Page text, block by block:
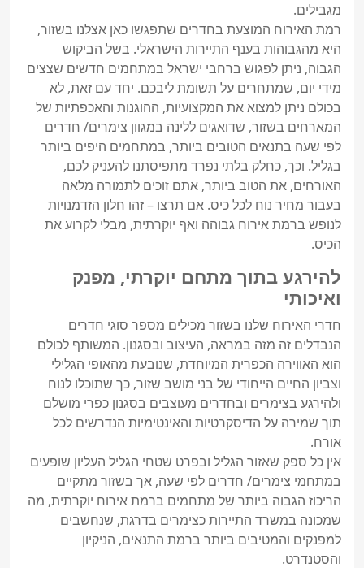
רמת האירוח המוצעת בחדרים שתפגשו כאן אצלנו בשזור,
היא מהגבוהות בענף התיירות הישראלי. בשל הביקוש
הגבוה, ניתן לפגוש ברחבי ישראל במתחמים חדשים שצצים
מידי יום, שמתחרים על תשומת ליבכם. יחד עם זאת, לא
בכולם ניתן למצוא את המקצועיות, ההוגנות והאכפתיות של
המארחים בשזור, שדואגים ללינה במגוון צימרים/ חדרים
לפי שעה בתנאים הטובים ביותר, במתחמים היפים ביותר
בגליל. וכך, כחלק בלתי נפרד מתפיסתנו להעניק לכם,
האורחים, את הטוב ביותר, אתם זוכים לתמורה מלאה
בעבור מחיר נוח לכל כיס. אם תרצו – זהו חלון הזדמנויות
לנופש ברמת אירוח גבוהה ואף יוקרתית, מבלי לקרוע את
הכיס.
להירגע בתוך מתחם יוקרתי, מפנק
ואיכותי
חדרי האירוח שלנו בשזור מכילים מספר סוגי חדרים
הנבדלים זה מזה במראה, העיצוב ובסגנון. המשותף לכולם
הוא האווירה הכפרית המיוחדת, שנובעת מהאופי הגלילי
וצביון החיים הייחודי של בני מושב שזור, כך שתוכלו לנוח
ולהירגע בצימרים ובחדרים מעוצבים בסגנון כפרי מושלם
תוך שמירה על הדיסקרטיות והאינטימיות הנדרשים לכל
אין כל ספק שאזור הגליל ובפרט שטחי הגליל העליון שופעים
במתחמי צימרים/ חדרים לפי שעה, אך בשזור מתקיים
הריכוז הגבוה ביותר של מתחמים ברמת אירוח יוקרתית, מה
שמכונה במשרד התיירות כצימרים בדרגת, שנחשבים
למפנקים והמטיבים ביותר ברמת התנאים, הניקיון